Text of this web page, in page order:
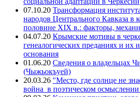
07.10.20 Трансформация
народов Центрального Кавказа в
половине XIX в.: факторы,
04.07.20 Крымские мотивы в
генеалогических преданиях и их
основания
01.06.20 Сведения о владельцах
(Чыжьокъуей)
20.03.26 "Место, где солнце не
война в поэтическом